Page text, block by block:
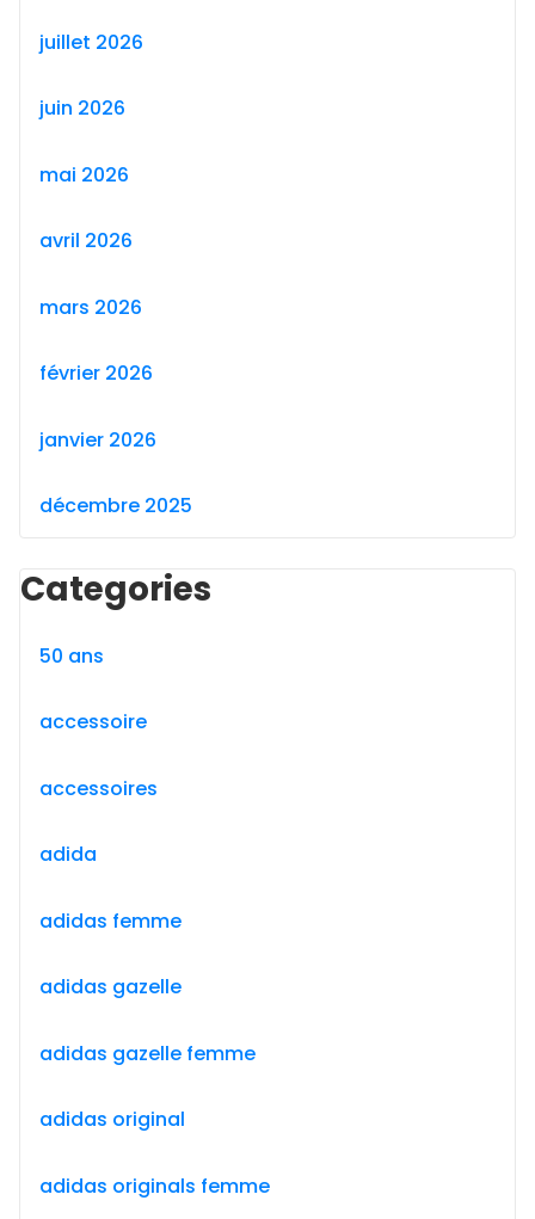
juillet 2026
juin 2026
mai 2026
avril 2026
mars 2026
février 2026
janvier 2026
décembre 2025
Categories
50 ans
accessoire
accessoires
adida
adidas femme
adidas gazelle
adidas gazelle femme
adidas original
adidas originals femme